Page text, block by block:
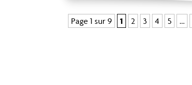
Page 1 sur 9 1 2 3 4 5 …